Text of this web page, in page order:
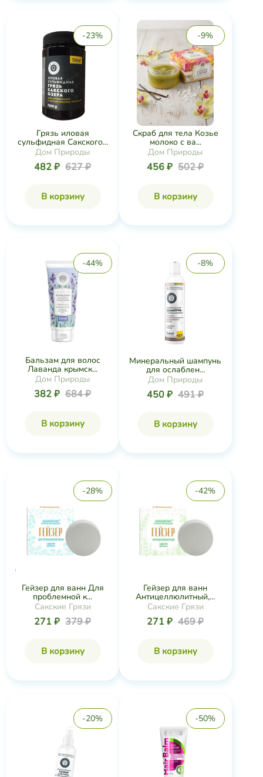
-23%
Грязь иловая
сульфидная Сакского...
Дом Природы
482 ₽ 627 ₽
В корзину
-9%
Скраб для тела Козье
молоко с ва...
Дом Природы
456 ₽ 502 ₽
В корзину
-44%
Бальзам для волос
Лаванда крымск...
Дом Природы
382 ₽ 684 ₽
В корзину
-8%
Минеральный шампунь
для ослаблен...
Дом Природы
450 ₽ 491 ₽
В корзину
-28%
Гейзер для ванн Для
проблемной к...
Сакские Грязи
271 ₽ 379 ₽
В корзину
-42%
Гейзер для ванн
Антицеллюлитный,...
Сакские Грязи
271 ₽ 469 ₽
В корзину
-20% -50%